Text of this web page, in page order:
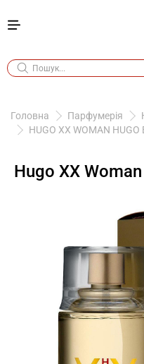
Головна Парфумерія
HUGO XX WOMAN HUGO
Hugo XX